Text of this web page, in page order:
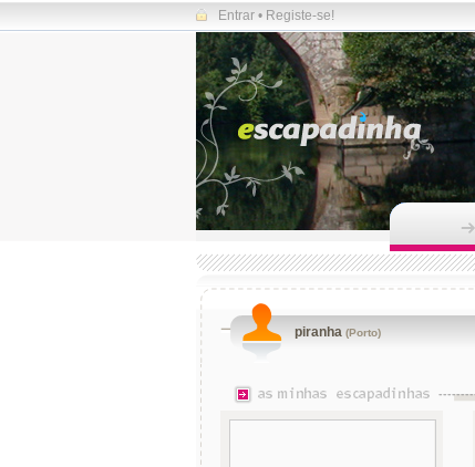
Entrar • Registe-se!
piranha (Porto)